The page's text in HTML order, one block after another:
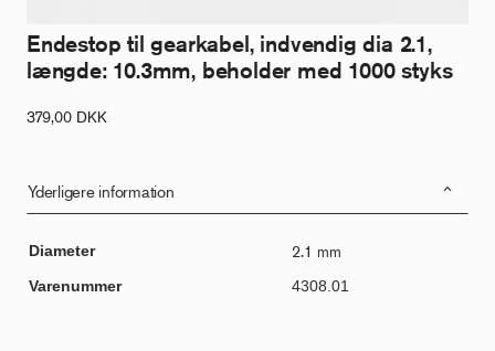
Endestop til gearkabel, indvendig dia 2.1,
længde: 10.3mm, beholder med 1000 styks
379,00 DKK
Yderligere information
Diameter 2.1 mm
Varenummer 4308.01